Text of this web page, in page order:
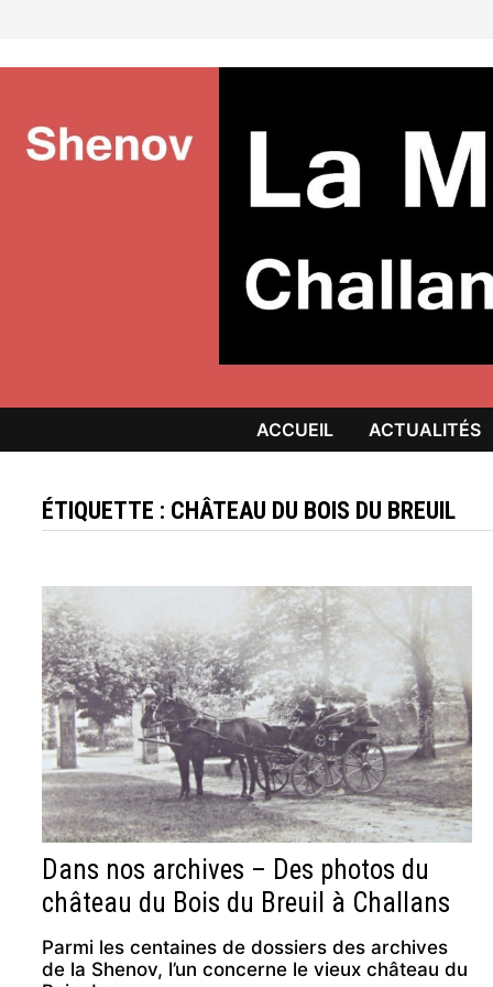
ACCUEIL ACTUALITÉS
ÉTIQUETTE : CHÂTEAU DU BOIS DU BREUIL
Dans nos archives – Des photos du
château du Bois du Breuil à Challans
Parmi les centaines de dossiers des archives
de la Shenov, l’un concerne le vieux château du